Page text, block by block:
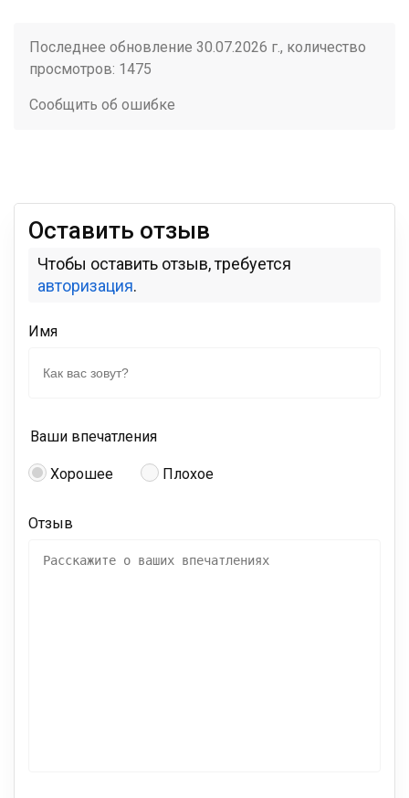
Последнее обновление 30.07.2026 г., количество
просмотров: 1475
Сообщить об ошибке
Оставить отзыв
Чтобы оставить отзыв, требуется
авторизация.
Имя
Ваши впечатления
Хорошее Плохое
Отзыв